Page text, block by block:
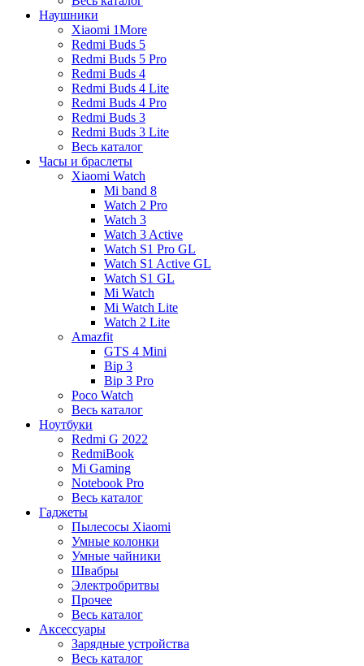
Наушники
Xiaomi 1More
Redmi Buds 5
Redmi Buds 5 Pro
Redmi Buds 4
Redmi Buds 4 Lite
Redmi Buds 4 Pro
Redmi Buds 3
Redmi Buds 3 Lite
Весь каталог
Часы и браслеты
Xiaomi Watch
Mi band 8
Watch 2 Pro
Watch 3
Watch 3 Active
Watch S1 Pro GL
Watch S1 Active GL
Watch S1 GL
Mi Watch
Mi Watch Lite
Watch 2 Lite
Amazfit
GTS 4 Mini
Bip 3
Bip 3 Pro
Poco Watch
Весь каталог
Ноутбуки
Redmi G 2022
RedmiBook
Mi Gaming
Notebook Pro
Весь каталог
Гаджеты
Пылесосы Xiaomi
Умные колонки
Умные чайники
Швабры
Электробритвы
Прочее
Весь каталог
Аксессуары
Зарядные устройства
Весь каталог